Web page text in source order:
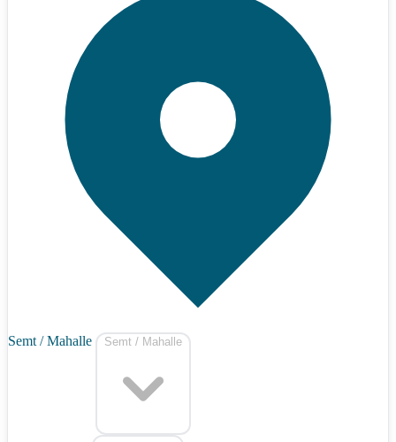
Semt / Mahalle Semt / Mahalle